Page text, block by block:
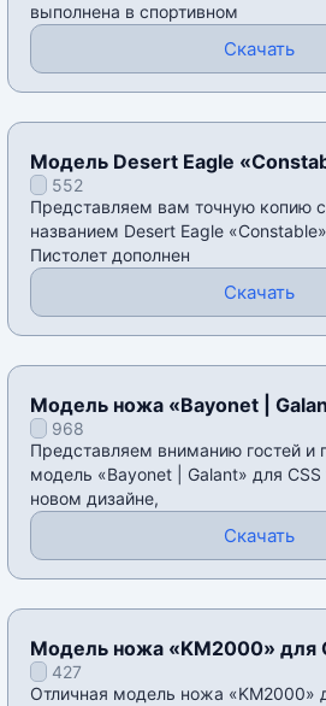
выполнена в спортивном
Скачать
Модель Desert Eagle
552
Представляем вам точную копию
названием Desert Eagle
Пистолет дополнен
Скачать
Модель ножа «Bayonet |
968
Представляем вниманию гостей и
модель «Bayonet | Galant» для
новом дизайне,
Скачать
Модель ножа «KM2000» для
427
Отличная модель ножа «KM2000»